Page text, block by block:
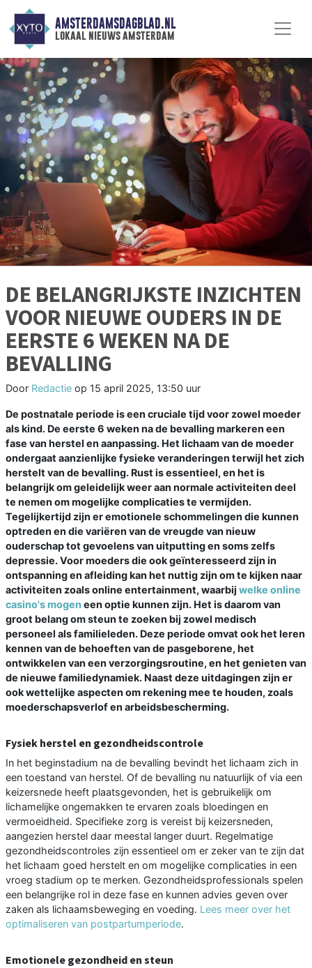
AMSTERDAMSDAGBLAD.NL
lokaal nieuws amsterdam
DE BELANGRIJKSTE INZICHTEN
VOOR NIEUWE OUDERS IN DE
EERSTE 6 WEKEN NA DE
BEVALLING
Door Redactie op 15 april 2025, 13:50 uur
De postnatale periode is een cruciale tijd voor zowel moeder
als kind. De eerste 6 weken na de bevalling markeren een
fase van herstel en aanpassing. Het lichaam van de moeder
ondergaat aanzienlijke fysieke veranderingen terwijl het zich
herstelt van de bevalling. Rust is essentieel, en het is
belangrijk om geleidelijk weer aan normale activiteiten deel
te nemen om mogelijke complicaties te vermijden.
Tegelijkertijd zijn er emotionele schommelingen die kunnen
optreden en die variëren van de vreugde van nieuw
ouderschap tot gevoelens van uitputting en soms zelfs
depressie. Voor moeders die ook geïnteresseerd zijn in
ontspanning en afleiding kan het nuttig zijn om te kijken naar
activiteiten zoals online entertainment, waarbij welke online
casino's mogen een optie kunnen zijn. Het is daarom van
groot belang om steun te zoeken bij zowel medisch
personeel als familieleden. Deze periode omvat ook het leren
kennen van de behoeften van de pasgeborene, het
ontwikkelen van een verzorgingsroutine, en het genieten van
de nieuwe familiedynamiek. Naast deze uitdagingen zijn er
ook wettelijke aspecten om rekening mee te houden, zoals
moederschapsverlof en arbeidsbescherming.
Fysiek herstel en gezondheidscontrole
In het beginstadium na de bevalling bevindt het lichaam zich in
een toestand van herstel. Of de bevalling nu natuurlijk of via een
keizersnede heeft plaatsgevonden, het is gebruikelijk om
lichamelijke ongemakken te ervaren zoals bloedingen en
vermoeidheid. Specifieke zorg is vereist bij keizersneden,
aangezien herstel daar meestal langer duurt. Regelmatige
gezondheidscontroles zijn essentieel om er zeker van te zijn dat
het lichaam goed herstelt en om mogelijke complicaties in een
vroeg stadium op te merken. Gezondheidsprofessionals spelen
een belangrijke rol in deze fase en kunnen advies geven over
zaken als lichaamsbeweging en voeding. Lees meer over het
optimaliseren van postpartumperiode.
Emotionele gezondheid en steun